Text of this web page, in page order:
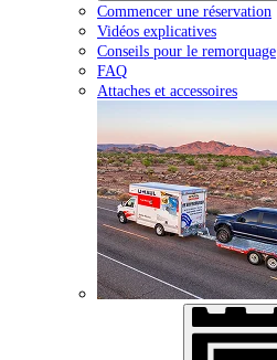
Commencer une réservation
Vidéos explicatives
Conseils pour le remorquage
FAQ
Attaches et accessoires